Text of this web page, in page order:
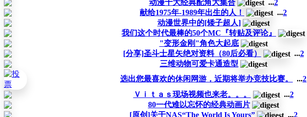
动漫十大经典配角大集合
...2
献给1975年-1989年出生的人！
...2
动漫世界中的[矮子超人]
我们这个时代最棒的50个MC『转贴及评论』
"变形金刚"角色大起底
[分享]圣斗士星矢绝对资料（80后必看）
...2
三维动物可爱卡通造型
选出您最喜欢的休闲网游，近期将举办竞技比赛。
...2
Ｖｉｔａｓ现场视频也来老。。。
...2
80一代难以忘怀的经典动画片
[原创]关于NAS“The World Is Yours”
...2